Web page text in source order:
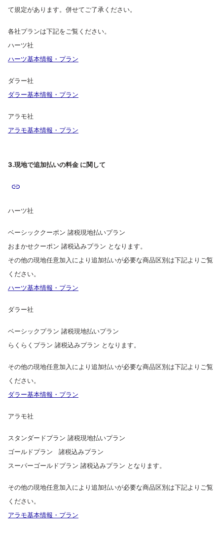
て規定があります。併せてご了承ください。
各社プランは下記をご覧ください。
ハーツ社
ハーツ基本情報・プラン
ダラー社
ダラー基本情報・プラン
アラモ社
アラモ基本情報・プラン
3.現地で追加払いの料金 に関して
ハーツ社
ベーシッククーポン 諸税現地払いプラン
おまかせクーポン 諸税込みプラン となります。
その他の現地任意加入により追加払いが必要な商品区別は下記よりご覧
ください。
ハーツ基本情報・プラン
ダラー社
ベーシックプラン 諸税現地払いプラン
らくらくプラン 諸税込みプラン となります。
その他の現地任意加入により追加払いが必要な商品区別は下記よりご覧
ください。
ダラー基本情報・プラン
アラモ社
スタンダードプラン 諸税現地払いプラン
ゴールドプラン 諸税込みプラン
スーパーゴールドプラン 諸税込みプラン となります。
その他の現地任意加入により追加払いが必要な商品区別は下記よりご覧
ください。
アラモ基本情報・プラン